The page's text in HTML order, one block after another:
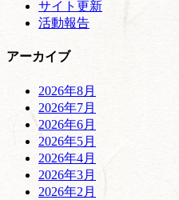
サイト更新
活動報告
アーカイブ
2026年8月
2026年7月
2026年6月
2026年5月
2026年4月
2026年3月
2026年2月